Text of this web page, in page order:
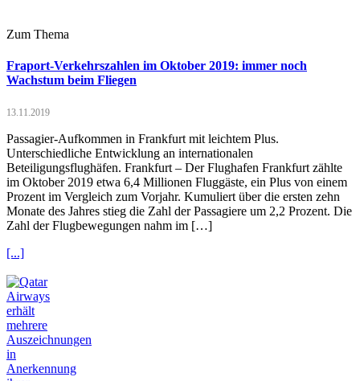
Zum Thema
Fraport-Verkehrszahlen im Oktober 2019: immer noch
Wachstum beim Fliegen
13.11.2019
Passagier-Aufkommen in Frankfurt mit leichtem Plus.
Unterschiedliche Entwicklung an internationalen
Beteiligungsflughäfen. Frankfurt – Der Flughafen Frankfurt zählte
im Oktober 2019 etwa 6,4 Millionen Fluggäste, ein Plus von einem
Prozent im Vergleich zum Vorjahr. Kumuliert über die ersten zehn
Monate des Jahres stieg die Zahl der Passagiere um 2,2 Prozent. Die
Zahl der Flugbewegungen nahm im […]
[...]